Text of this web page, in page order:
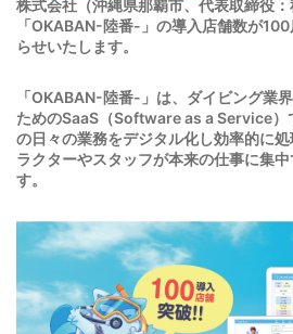
株式会社（沖縄県那覇市、代表取締役：
「OKABAN-陸番-」の導入店舗数が
らせいたします。
「OKABAN-陸番-」は、ダイビング業
ためのSaaS（Software as a Service）
の日々の業務をデジタル化し効率的に
ラクターやスタッフが本来の仕事に集
す。